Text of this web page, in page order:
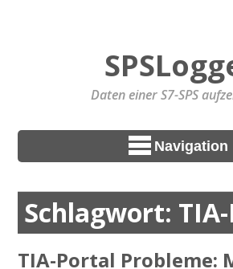
Daten einer S7-SPS
Navigation
Schlagwort:
TIA-Portal Probleme: